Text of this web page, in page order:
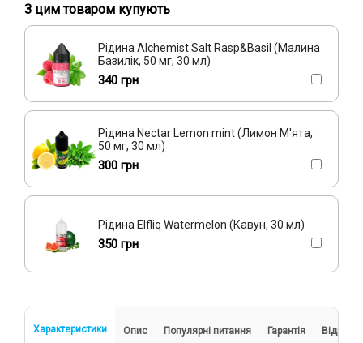
Кавун, Вишня/Черешня Роза, Смородина
Жасмин, Малина, Чай Слива
Жуйка (фруктова), Чорниця/Лохина
Виноград, Чорниця/Голубика Кактус, Лайм, Яблуко
Апельсин, Персик, Ягоди
З цим товаром купують
Рідина Alchemist Salt Rasp&Basil (Малина
Базилік, 50 мг, 30 мл)
340 грн
Рідина Nectar Lemon mint (Лимон М'ята,
50 мг, 30 мл)
300 грн
Рідина Elfliq Watermelon (Кавун, 30 мл)
350 грн
Характеристики Опис Популярні питання Гарантія Відгуки